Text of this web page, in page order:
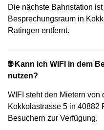
Die nächste Bahnstation
Besprechungsraum in
Ratingen entfernt.
🌐 Kann ich WIFI in dem
nutzen?
WIFI steht den Mietern von
Kokkolastrasse 5 in 40882
Besuchern zur Verfügung.